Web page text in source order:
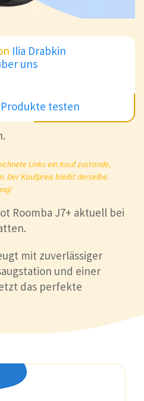
Ilia Drabkin
uns
testen
Links ein Kauf zustande,
Der Kaufpreis bleibt derselbe.
Roomba J7+ aktuell bei
mit zuverlässiger
und einer
das perfekte